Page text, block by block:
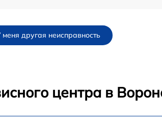
меня другая неисправность
центра в